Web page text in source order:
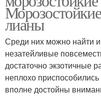
лианы
Среди них можно найти
незатейливые
достаточно экзотичные
неплохо
вполне достойны